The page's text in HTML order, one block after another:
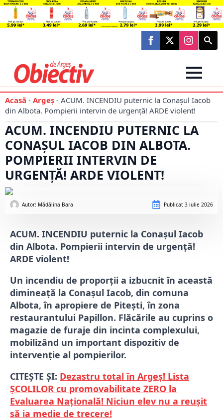
Search
for:
Acasă - Argeș - ACUM. INCENDIU puternic la Conașul Iacob
din Albota. Pompierii intervin de urgență! ARDE violent!
ACUM. INCENDIU PUTERNIC LA
CONAȘUL IACOB DIN ALBOTA.
POMPIERII INTERVIN DE
URGENȚĂ! ARDE VIOLENT!
Autor: Mădălina Bara Publicat 3 iulie 2026
ACUM. INCENDIU puternic la Conașul Iacob
din Albota. Pompierii intervin de urgență!
ARDE violent!
Un incendiu de proporții a izbucnit în această
dimineață la Conașul Iacob, din comuna
Albota, în apropiere de Pitești, în zona
restaurantului Papillon. Flăcările au cuprins o
magazie de furaje din incinta complexului,
mobilizând un important dispozitiv de
intervenție al pompierilor.
CITEȘTE ȘI: Dezastru total în Argeș! Lista
ȘCOLILOR cu promovabilitate ZERO la
Evaluarea Națională! Niciun elev nu a reușit
să ia medie de trecere!